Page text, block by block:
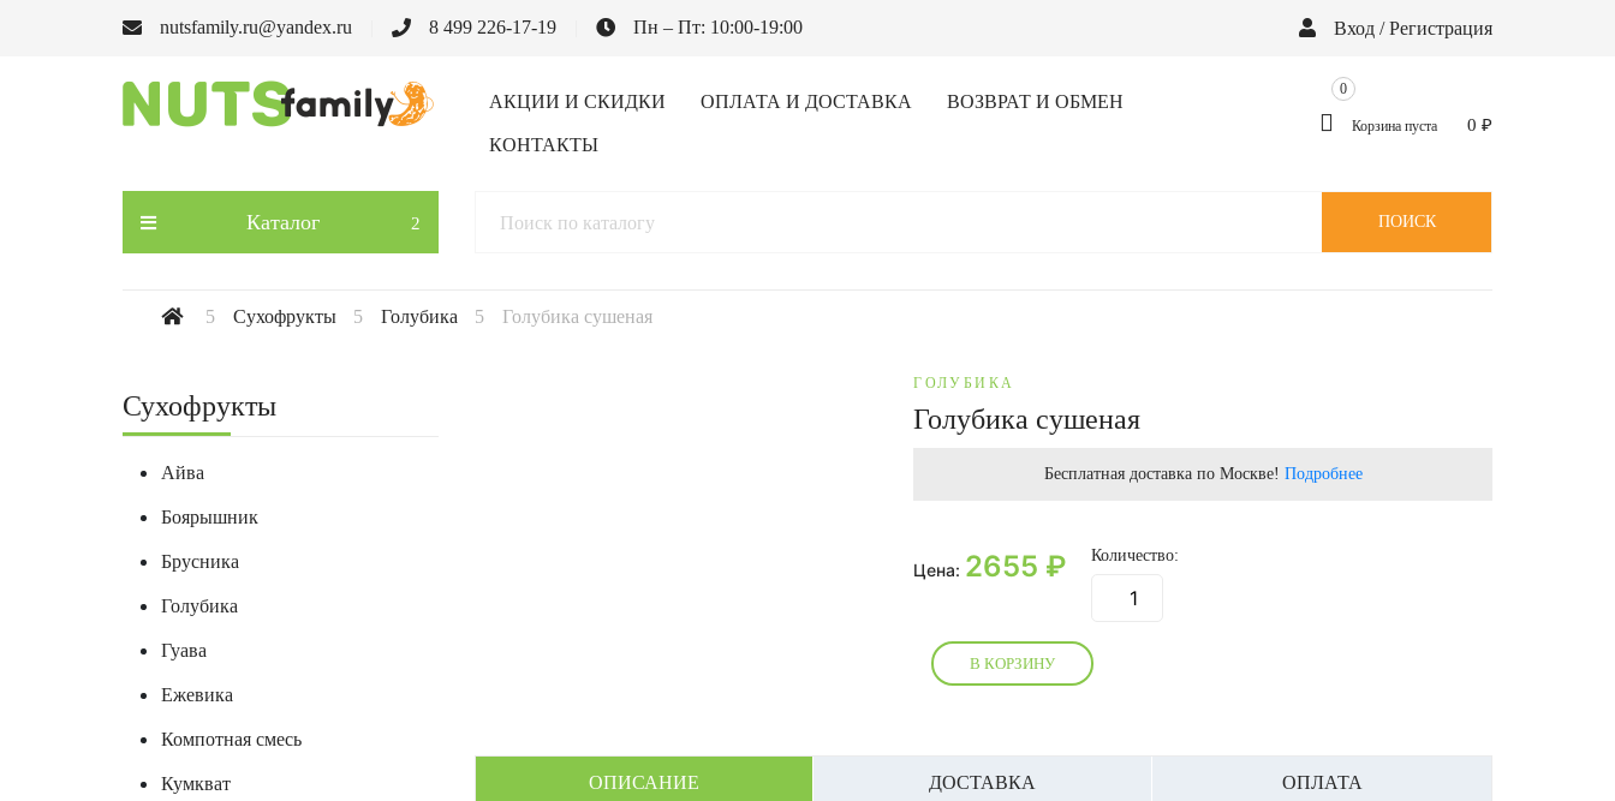
nutsfamily.ru@yandex.ru 8 499 226-17-19 Пн – Пт: 10:00-19:00 Вход / Регистрация
АКЦИИ И СКИДКИ ОПЛАТА И ДОСТАВКА ВОЗВРАТ И ОБМЕН
КОНТАКТЫ
Корзина пуста
0
0 ₽
Каталог ПОИСК
Сухофрукты Голубика Голубика сушеная
Сухофрукты
Айва
Боярышник
Брусника
Голубика
Гуава
Ежевика
Компотная смесь
Кумкват
ГОЛУБИКА
Голубика сушеная
Бесплатная доставка по Москве! Подробнее
Цена: 2655 ₽ Количество:
В КОРЗИНУ
ОПИСАНИЕ ДОСТАВКА ОПЛАТА